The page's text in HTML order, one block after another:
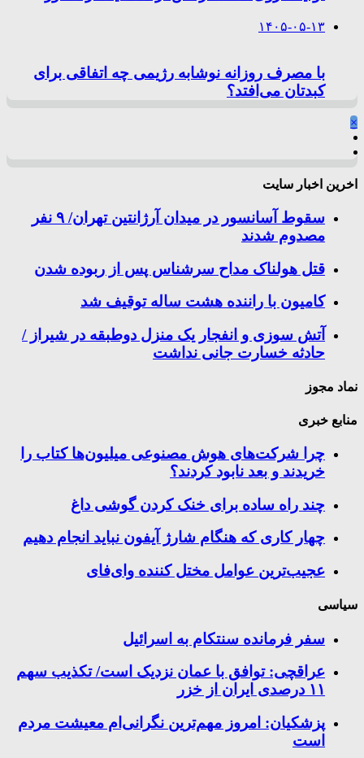
۱۴۰۵-۰۵-۱۳
با مصرف روزانه نوشابه رژیمی چه اتفاقی برای
کبدتان می‌افتد؟
×
اخرین اخبار سایت
سقوط آسانسور در میدان آرژانتین تهران/ ۹ نفر
مصدوم شدند
قتل هولناک مداح سرشناس پس از ربوده شدن
کامیون با راننده هشت ساله توقیف شد
آتش سوزی و انفجار یک منزل دوطبقه در شیراز /
حادثه خسارت جانی نداشت
نماد مجوز
منابع خبری
چرا شرکت‌های هوش مصنوعی میلیون‌ها کتاب را
خریدند و بعد نابود کردند؟
چند راه‌ ساده برای خنک کردن گوشی داغ
چهار کاری که هنگام شارژ آیفون نباید انجام دهیم
عجیب‌ترین عوامل مختل کننده وای‌فای
سیاسی
سفر فرمانده سنتکام به اسرائیل
عراقچی: توافق با عمان نزدیک است/ تکذیب سهم
۱۱ درصدی ایران از خزر
پزشکیان: امروز مهم‌ترین نگرانی‌ام معیشت مردم
است